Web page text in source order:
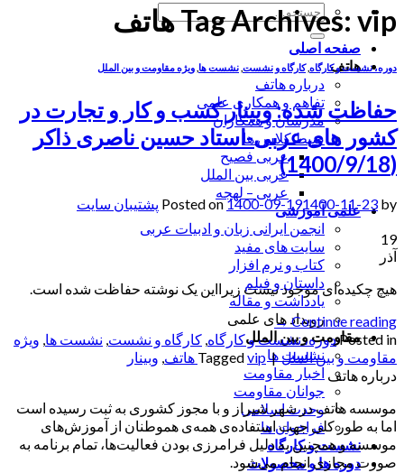
جستجو
برای:
صفحه اصلی
هاتف
درباره هاتف
تفاهم و همکاری علمی
مدرسان و همکاران
ضبط کلاس ها
عربی فصیح
عربی بین الملل
عربی – لهجه
علمی آموزشی
انجمن ایرانی زبان و ادبیات عربی
سایت های مفید
کتاب و نرم افزار
داستان و فیلم
یادداشت و مقاله
رویداد های علمی
مقاومت و بین الملل
نشست ها
اخبار مقاومت
جوانان مقاومت
وحدت اسلامی
فراخوان ها
نشست و کارگاه
دوره ها و محصولات
Tag Archives: vip هاتف
دوره، نشست و کارگاه ,کارگاه و نشست نشست ها ویژه مقاومت و بین الملل
حفاظت شده: وبینار کسب و کار و تجارت در
کشور های عربی-استاد حسین ناصری ذاکر
(1400/9/18)
Posted on1400-09-191400-11-23 by پشتیبان سایت
19
آذر
هیچ چکیده‌ای موجود نیست زیرا‌این یک نوشته حفاظت شده است.
Continue reading
→
Posted inدوره، نشست و کارگاه کارگاه و نشست نشست ها ویژه
مقاومت و بین الملل |
Taggedvip هاتف
وبینار
درباره هاتف
موسسه هاتف در شهر شیراز و با مجوز کشوری به ثبت رسیده است
اما به طور کلی جهت استفاده‌ی همه‌ی هموطنان از آموزش‌های
موسسه و همچنین به دلیل فرامرزی بودن فعالیت‌ها، تمام برنامه به
صورت مجازی انجام می‌شود.